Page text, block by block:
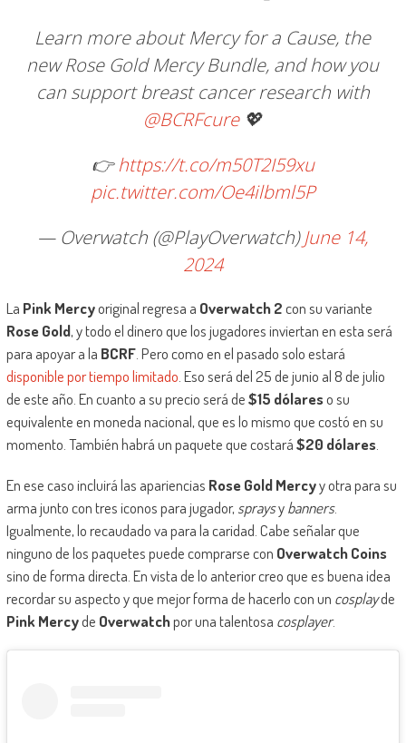
Learn more about Mercy for a Cause, the
new Rose Gold Mercy Bundle, and how you
can support breast cancer research with
@BCRFcure💖
👉https://t.co/m50T2I59xu
pic.twitter.com/Oe4ilbml5P
— Overwatch (@PlayOverwatch)June 14,
2024
La Pink Mercyoriginal regresa a Overwatch 2con su variante
Rose Gold, y todo el dinero que los jugadores inviertan en esta será
para apoyar a la BCRF. Pero como en el pasado solo estará
disponible por tiempo limitado . Eso será del 25 de junio al 8 de julio
de este año. En cuanto a su precio será de$15 dólareso su
equivalente en moneda nacional, que es lo mismo que costó en su
momento. También habrá un paquete que costará$20 dólares.
En ese caso incluirá las apariencias Rose Gold Mercyy otra para su
arma junto con tres iconos para jugador, spraysybanners.
Igualmente, lo recaudado va para la caridad. Cabe señalar que
ninguno de los paquetes puede comprarse con Overwatch Coins
sino de forma directa. En vista de lo anterior creo que es buena idea
recordar su aspecto y que mejor forma de hacerlo con un cosplayde
Pink Mercyde Overwatchpor una talentosa cosplayer.